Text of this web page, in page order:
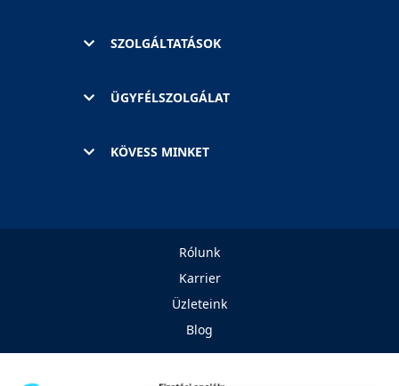
SZOLGÁLTATÁSOK
ÜGYFÉLSZOLGÁLAT
KÖVESS MINKET
Rólunk
Karrier
Üzleteink
Blog